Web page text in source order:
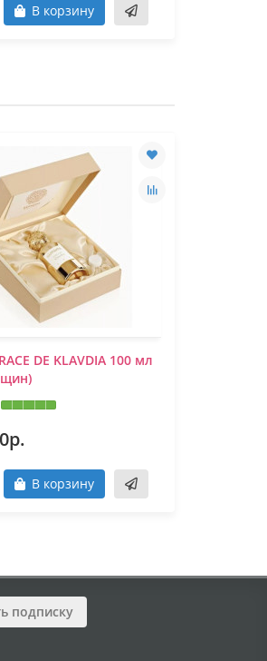
В корзину
DE KLAVDIA 100 мл
В корзину
подписку